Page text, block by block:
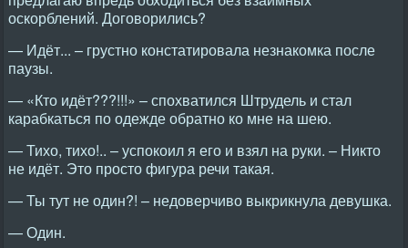
оскорблений. Договорились?
— Идёт... – грустно констатировала незнакомка после
паузы.
— «Кто идёт???!!!» – спохватился Штрудель и стал
карабкаться по одежде обратно ко мне на шею.
— Тихо, тихо!.. – успокоил я его и взял на руки. – Никто
не идёт. Это просто фигура речи такая.
— Ты тут не один?! – недоверчиво выкрикнула девушка.
— Один.